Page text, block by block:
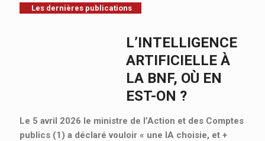
Les dernières publications
L’INTELLIGENCE
ARTIFICIELLE À
LA BNF, OÙ EN
EST-ON ?
Le 5 avril 2026 le ministre de l’Action et des Comptes
publics (1) a déclaré vouloir « une IA choisie, et +